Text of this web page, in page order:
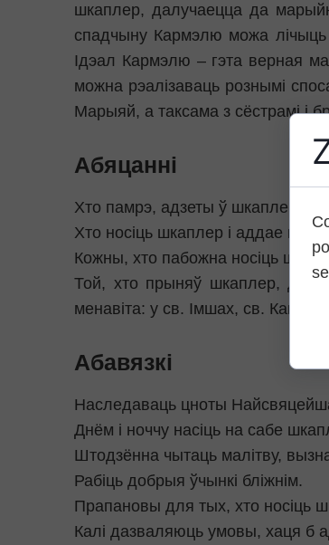
шкаплер, далучаецца да
спадчыну Кармэлю можа
Ідэал Кармэлю – гэта верная
можна рэалізаваць рознымі
Марыяй, а таксама з сёстрамі і
Абяцанні
Хто памрэ, адзеты ў шкаплер,
Хто носіць шкаплер і аддае
Кожны, хто пабожна носіць
Той, хто прыняў шкаплер,
менавіта: у св. Імшах, св.
Абавязкі
Наследаваць цноты
Днём і ноччу насіць на сабе
Штодзённа чытаць малітву,
Рабіць добрыя ўчынкі бліжнім.
Прапановы для тых, хто носіць
Калі дазваляюць умовы, хаця б